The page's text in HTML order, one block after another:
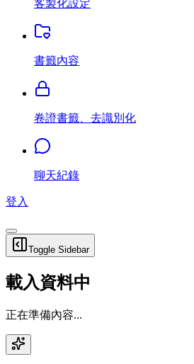
客製化設定
書籤內容
卷證書籤、去識別化
聊天紀錄
登入
Toggle Sidebar
載入資料中
正在準備內容...